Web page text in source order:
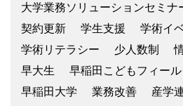
大学業務ソリューションセミナ
契約更新
学生支援
学術イ
学術リテラシー
少人数制
早大生
早稲田こどもフィー
早稲田大学
業務改善 産学